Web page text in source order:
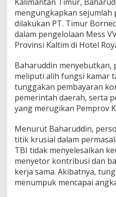
K
e
e
p
a
a
a
n
P
e
e
l
o
l
a
a
n
mengungkapkan sejumlah
dilakukan PT. Timur
dalam pengelolaan Mess
Provinsi Kaltim di Hotel
Baharuddin
meliputi alih fungsi kamar
tunggakan pembayaran
pemerintah daerah, serta
yang merugikan Pemprov
Menurut Baharuddin,
titik krusial dalam
TBI tidak menyelesaikan
menyetor kontribusi dan
kerja sama. Akibatnya,
menumpuk mencapai